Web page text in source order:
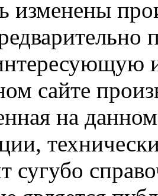
изменены
сайте
на
сугубо